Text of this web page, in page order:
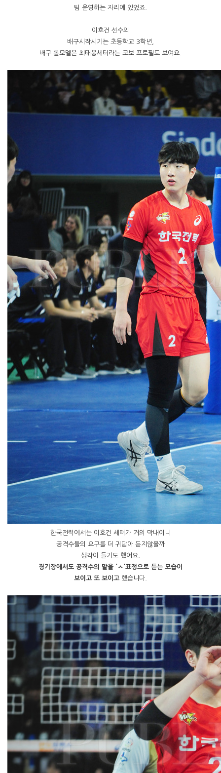
팀 운영하는 자리에 있었죠.
이호건 선수의
배구시작시기는 초등학교 3학년,
배구 롤모델은 최태웅세터라는 코보 프로필도 보여요.
한국전력에서는 이호건 세터가 거의 막내이니
공격수들의 요구를 더 귀담아 듣지않을까
생각이 들기도 했어요.
경기장에서도 공격수의 말을 'ㅅ'표정으로 듣는 모습이
보이고 또 보이고 했습니다.